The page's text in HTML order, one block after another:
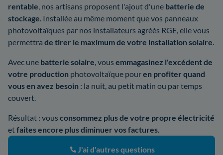
rentable, nos artisans proposent l'ajout d'une batterie de
stockage. Installée au même moment que vos panneaux
photovoltaïques par nos installateurs agréés RGE, elle vous
permettra de tirer le maximum de votre installation solaire.
Avec une batterie solaire, vous emmagasinez l'excédent de
votre production photovoltaïque pouren profiter quand
vous en avez besoin : la nuit, au petit matin ou par temps
couvert.
Résultat : vous consommez plus de votre propre électricité
etfaites encore plus diminuer vos factures.
J'ai d'autres questions